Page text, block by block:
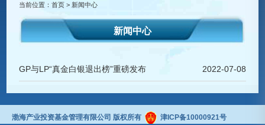
当前位置：首页 > 新闻中心
新闻中心
GP与LP“真金白银退出榜”重磅发布 2022-07-08
渤海产业投资基金管理有限公司 版权所有 津ICP备10000921号